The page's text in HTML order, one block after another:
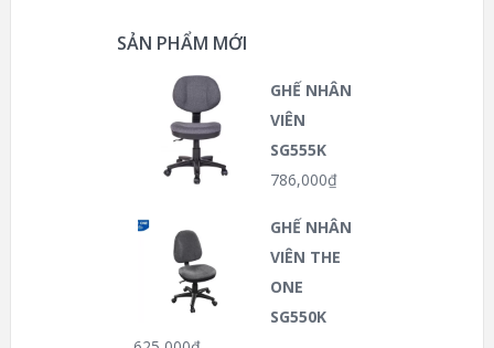
SẢN PHẨM MỚI
GHẾ NHÂN
VIÊN
SG555K
786,000₫
GHẾ NHÂN
VIÊN THE
ONE
SG550K